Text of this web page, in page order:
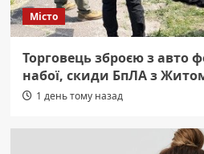
Місто
Торговець зброєю з авто
набої, скиди БпЛА з
1 день тому назад